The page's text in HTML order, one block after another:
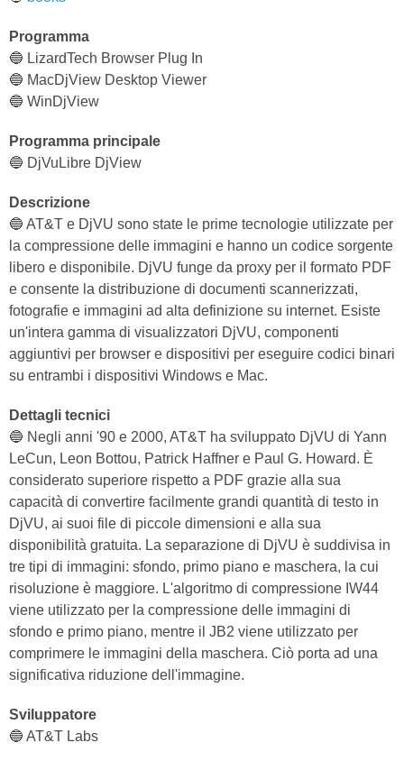
Programma
🔵 LizardTech Browser Plug In
🔵 MacDjView Desktop Viewer
🔵 WinDjView
Programma principale
🔵 DjVuLibre DjView
Descrizione
🔵 AT&T e DjVU sono state le prime tecnologie utilizzate per
la compressione delle immagini e hanno un codice sorgente
libero e disponibile. DjVU funge da proxy per il formato PDF
e consente la distribuzione di documenti scannerizzati,
fotografie e immagini ad alta definizione su internet. Esiste
un'intera gamma di visualizzatori DjVU, componenti
aggiuntivi per browser e dispositivi per eseguire codici binari
su entrambi i dispositivi Windows e Mac.
Dettagli tecnici
🔵 Negli anni '90 e 2000, AT&T ha sviluppato DjVU di Yann
LeCun, Leon Bottou, Patrick Haffner e Paul G. Howard. È
considerato superiore rispetto a PDF grazie alla sua
capacità di convertire facilmente grandi quantità di testo in
DjVU, ai suoi file di piccole dimensioni e alla sua
disponibilità gratuita. La separazione di DjVU è suddivisa in
tre tipi di immagini: sfondo, primo piano e maschera, la cui
risoluzione è maggiore. L'algoritmo di compressione IW44
viene utilizzato per la compressione delle immagini di
sfondo e primo piano, mentre il JB2 viene utilizzato per
comprimere le immagini della maschera. Ciò porta ad una
significativa riduzione dell'immagine.
Sviluppatore
🔵 AT&T Labs